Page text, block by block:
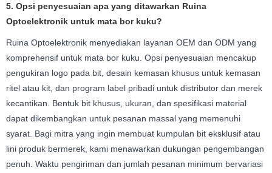
5. Opsi penyesuaian apa yang ditawarkan Ruina
Optoelektronik untuk mata bor kuku?
Ruina Optoelektronik menyediakan layanan OEM dan ODM yang
komprehensif untuk mata bor kuku. Opsi penyesuaian mencakup
pengukiran logo pada bit, desain kemasan khusus untuk kemasan
ritel atau kit, dan program label pribadi untuk distributor dan merek
kecantikan. Bentuk bit khusus, ukuran, dan spesifikasi material
dapat dikembangkan untuk pesanan massal yang memenuhi
syarat. Bagi mitra yang ingin membuat kumpulan bit eksklusif atau
lini produk bermerek, kami menawarkan dukungan pengembangan
penuh. Waktu pengiriman dan jumlah pesanan minimum bervariasi